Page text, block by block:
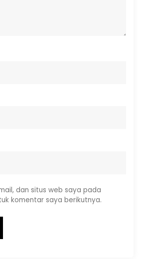
dan situs web saya pada
komentar saya berikutnya.